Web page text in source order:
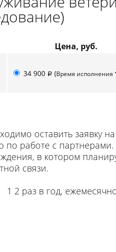
Цена, руб.
34 900 p (Время исполнения
оставить заявку
работе с партнерами.
в котором
связи.
2 раз в год,